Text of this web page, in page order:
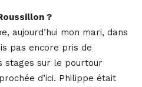
?
aujourd’hui mon mari, dans
pas encore pris de
stages sur le pourtour
d’ici. Philippe était